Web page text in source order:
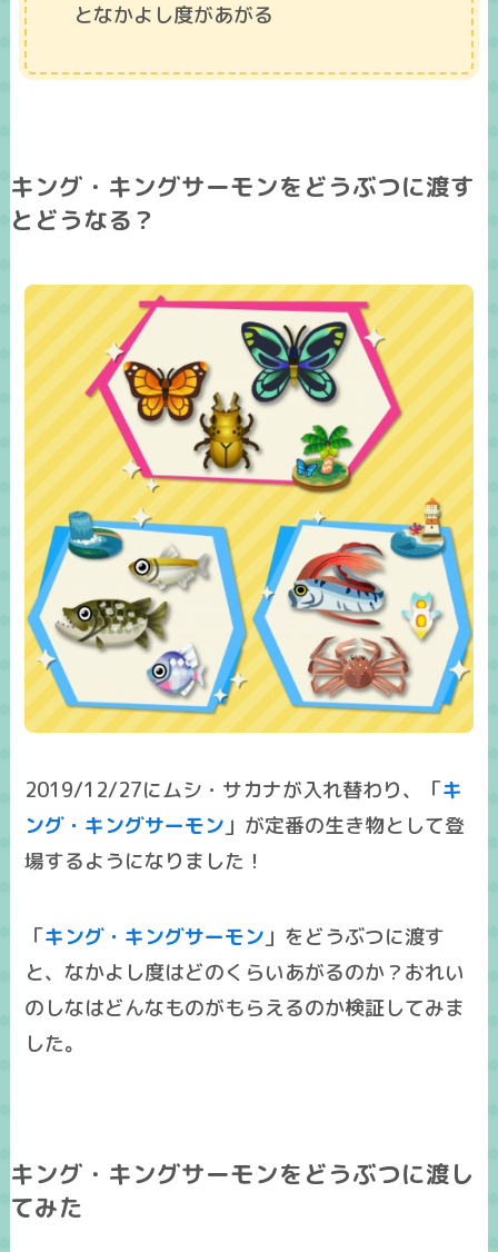
となかよし度があがる
キング・キングサーモンをどうぶつに渡す
とどうなる？
2019/12/27にムシ・サカナが入れ替わり、「キ
ング・キングサーモン」が定番の生き物として登
場するようになりました！
「キング・キングサーモン 」をどうぶつに渡す
と、なかよし度はどのくらいあがるのか？おれい
のしなはどんなものがもらえるのか検証してみま
した。
キング・キングサーモンをどうぶつに渡し
てみた